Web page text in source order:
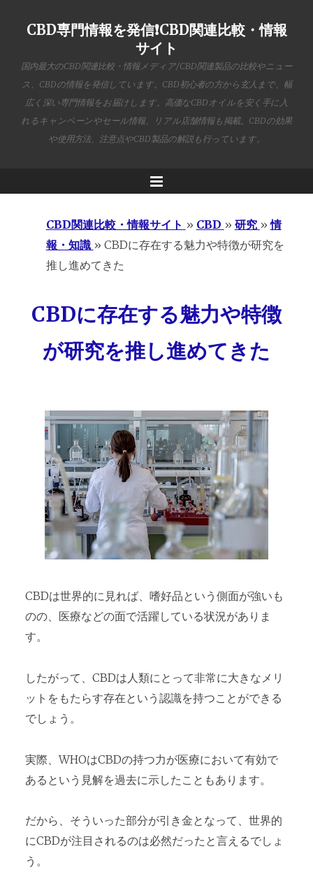
CBD専門情報を発信❗️CBD関連比較・情報
サイト
国内最大のCBD関連比較・情報メディア/CBD関連製品の比較やニュー
ス、CBDの情報を発信しています。CBD初心者の方から玄人まで、幅
広く深い専門情報をお届けします。高価なCBDオイルを安く手に入
れるキャンペーンやセール情報、リアル店舗情報も掲載。CBDの効果
や使用方法、注意点やCBD製品の解説も行っています。
Menu
CBD関連比較・情報サイト » CBD » 研究 »情
報・知識 » CBDに存在する魅力や特徴が研究を
推し進めてきた
CBDに存在する魅力や特徴
が研究を推し進めてきた
CBDは世界的に見れば、嗜好品という側面が強いも
のの、医療などの面で活躍している状況がありま
す。
したがって、CBDは人類にとって非常に大きなメリ
ットをもたらす存在という認識を持つことができる
でしょう。
実際、WHOはCBDの持つ力が医療において有効で
あるという見解を過去に示したこともあります。
だから、そういった部分が引き金となって、世界的
にCBDが注目されるのは必然だったと言えるでしょ
う。